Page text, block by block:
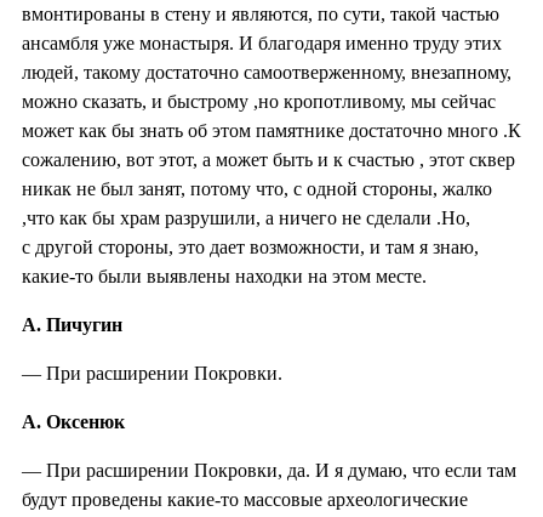
вмонтированы в стену и являются, по сути, такой частью
ансамбля уже монастыря. И благодаря именно труду этих
людей, такому достаточно самоотверженному, внезапному,
можно сказать, и быстрому ,но кропотливому, мы сейчас
может как бы знать об этом памятнике достаточно много .К
сожалению, вот этот, а может быть и к счастью , этот сквер
никак не был занят, потому что, с одной стороны, жалко
,что как бы храм разрушили, а ничего не сделали .Но,
с другой стороны, это дает возможности, и там я знаю,
какие-то были выявлены находки на этом месте.
А. Пичугин
— При расширении Покровки.
А. Оксенюк
— При расширении Покровки, да. И я думаю, что если там
будут проведены какие-то массовые археологические